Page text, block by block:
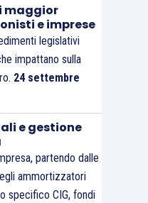
maggior
e imprese
legislativi
impattano sulla
24 settembre
e gestione
partendo dalle
ammortizzatori
specifico CIG, fondi